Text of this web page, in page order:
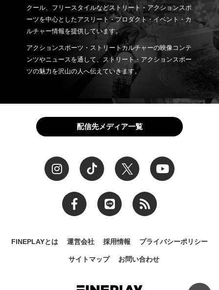
クール、フリースタイルなどストリート・アクションスポ
ーツを中心としたアスリート・プロダクト・イベント・カ
ルチャー情報を提供しています。
アクションスポーツ・ストリートカルチャーの映像コンテ
ンツやニュースを通して、ストリート・アクションスポー
ツの魅力を沢山の人へ伝えていきます。
配信先メディア一覧
FINEPLAYとは 運営会社 採用情報 プライバシーポリシー
サイトマップ お問い合わせ